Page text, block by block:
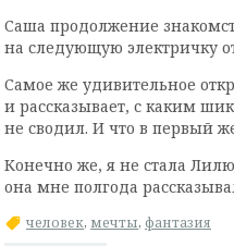
Саша продолжение
на следующую электричку
Самое же удивительное
и рассказывает, с каким
не сводил. И что в первый
Конечно же, я не стала Лилю
она мне полгода
человек, мечты, фантазия